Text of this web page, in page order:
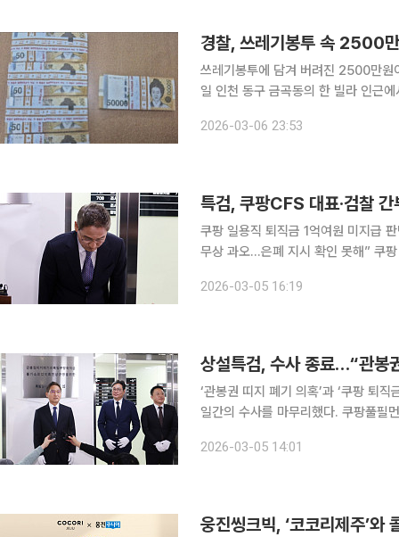
경찰, 쓰레기봉투 속 2500
쓰레기봉투에 담겨 버려진 2500만원이 주인을 기다리고
일 인천 동구 금곡동의 한 빌라 인근
액은 무려 2500만원으로 은행 띠지
2026-03-06 23:53
쿠팡 일용직 퇴직금 1억여원 미지급
무상 과오…은폐 지시 확인 못해” 쿠팡 물류센터 일용직 퇴직금 미지급 사건과 검찰 수사 외압 의혹
넘기며 90일간의 수사를 마무리했다.
2026-03-05 16:19
상설특검, 수사 종료…“관봉
‘관봉권 띠지 폐기 의혹’과 ‘쿠팡 퇴
일간의 수사를 마무리했다. 쿠팡풀필
검은 5일 오후 서울 서초구 특검팀 사
2026-03-05 14:01
웅진씽크빅, ‘코코리제주’와